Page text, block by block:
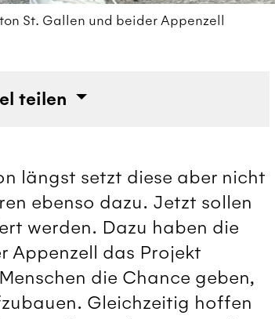
St. Gallen und beider Appenzell
teilen
längst setzt diese aber nicht
ebenso dazu. Jetzt sollen
werden. Dazu haben die
Appenzell das Projekt
die Chance geben,
Gleichzeitig hoffen